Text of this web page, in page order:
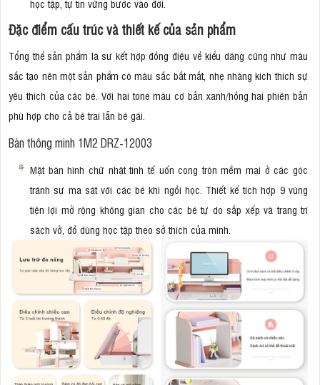
học tập, tự tin vững bước vào đời.
Đặc điểm cấu trúc và thiết kế của sản phẩm
Tổng thể sản phẩm là sự kết hợp đồng điệu về kiểu dáng cũng như màu
sắc tạo nên một sản phẩm có màu sắc bắt mắt, nhẹ nhàng kích thích sự
yêu thích của các bé. Với hai tone màu cơ bản xanh/hồng hai phiên bản
phù hợp cho cả bé trai lẫn bé gái.
Bàn thông minh 1M2 DRZ-12003
Mặt bàn hình chữ nhật tinh tế uốn cong tròn mềm mại ở các góc
tránh sự ma sát với các bé khi ngồi học. Thiết kế tích hợp 9 vùng
tiện lợi mở rộng không gian cho các bé tự do sắp xếp và trang trí
sách vở, đồ dùng học tập theo sở thích của mình.